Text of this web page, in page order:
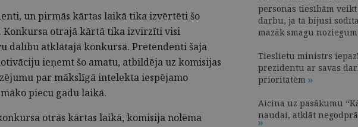
un pirmās kārtas laikā tika izvērtēti šo
otrajā kārtā tika izvirzīti visi
dalību atklātajā konkursā. Pretendenti šajā
ieņemt šo amatu, atbildēja uz komisijas
par mākslīgā intelekta iespējamo
piecu gadu laikā.
otrās kārtas laikā, komisija nolēma
personas tiesībām veikt
darbu, ja tā bijusi
mazāk smagu
Tieslietu ministrs
prezidentu ar savas
prioritātēm
Aicina uz pasākumu
naudai, atklāt